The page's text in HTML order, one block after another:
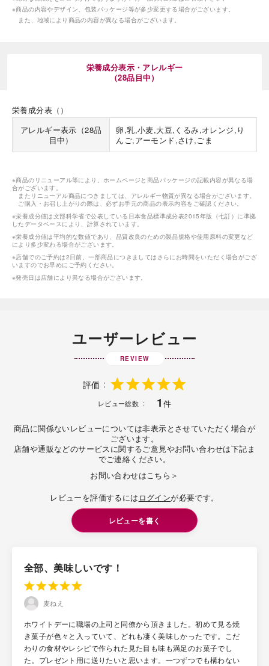
※商品の内容やデザイン、包装パッケージ等が多少変更する場合がございます。
また、地域により商品の内容が異なる場合がございます。
栄養成分表示・アレルギー
（28品目中）
栄養成分表（）
アレルギー表示（28品
目中）
卵,乳,小麦,大豆,くるみ,オレンジ,り
んご,アーモンド,さけ,ごま
※商品のリニューアル等により、ホームページと商品パッケージの記載内容が異なる場
合がございます。
またリニューアル商品につきましては、アレルギー物質が異なる場合がございます。
ご購入・お召し上がりの際は、必ずお手元の商品の表示内容をご確認ください。
※栄養成分値は文部科学省で公表している日本食品標準成分表2015年版（七訂）に準拠
したデータベースにより、計算されています。
※栄養成分値は平均的な数値であり、品質改良のための製品規格や使用原料の変更など
により多少変わる場合がございます。
※店舗でのご予約は2日前、一部商品につきましてはさらにお時間をいただく場合がござ
いますのでお早めにご予約ください。
※発売日は店舗により異なる場合がございます。
ユーザーレビュー
REVIEW
評価
レビュー総数 1 件
商品に関係ないレビューについては非表示とさせていただく場合が
ございます。
店舗や通販などのサービスに関するご意見やお問い合わせは下記ま
でご連絡ください。
お問い合わせはこちら＞
レビューを評価するには ログインが必要です。
レビューを書く
全部、美味しいです！
麦ねえ
ホワイトデーに職場の上司と同僚から頂きました。初めて見る焼
き菓子が色々と入っていて、どれも凄く美味しかったです。こだ
わりの食材やレシピで作られた見た目も味も満足のお菓子でし
た。プレゼント用に送りたいと思います。一つずつでも構わない